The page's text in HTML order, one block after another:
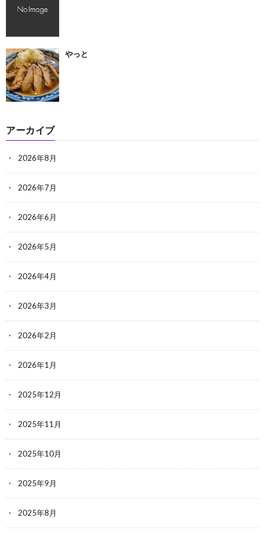
やっと
アーカイブ
2026年8月
2026年7月
2026年6月
2026年5月
2026年4月
2026年3月
2026年2月
2026年1月
2025年12月
2025年11月
2025年10月
2025年9月
2025年8月